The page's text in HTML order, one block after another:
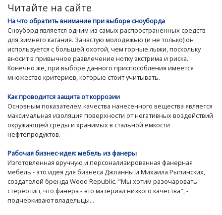
Читайте на сайте
На что обратить внимание при выборе сноуборда
Сноуборд является одним из самых распространенных средств
для зимнего катания. Зачастую молодежью (и не только) он
используется с большей охотой, чем горные лыжи, поскольку
вносит в привычное развлечение нотку экстрима и риска.
Конечно же, при выборе данного приспособления имеется
множество критериев, которые стоит учитывать.
Как проводится защита от коррозии
Основным показателем качества нанесенного вещества является
максимальная изоляция поверхности от негативных воздействий
окружающей среды и хранимых в стальной емкости
нефтепродуктов.
Рабочая бизнес-идея: мебель из фанеры
Изготовленная вручную и персонализированная фанерная
мебель - это идея для бизнеса Джоанны и Михаила Рыпинских,
создателей бренда Wood Republic. "Мы хотим разочаровать
стереотип, что фанера - это материал низкого качества", -
подчеркивают владельцы...